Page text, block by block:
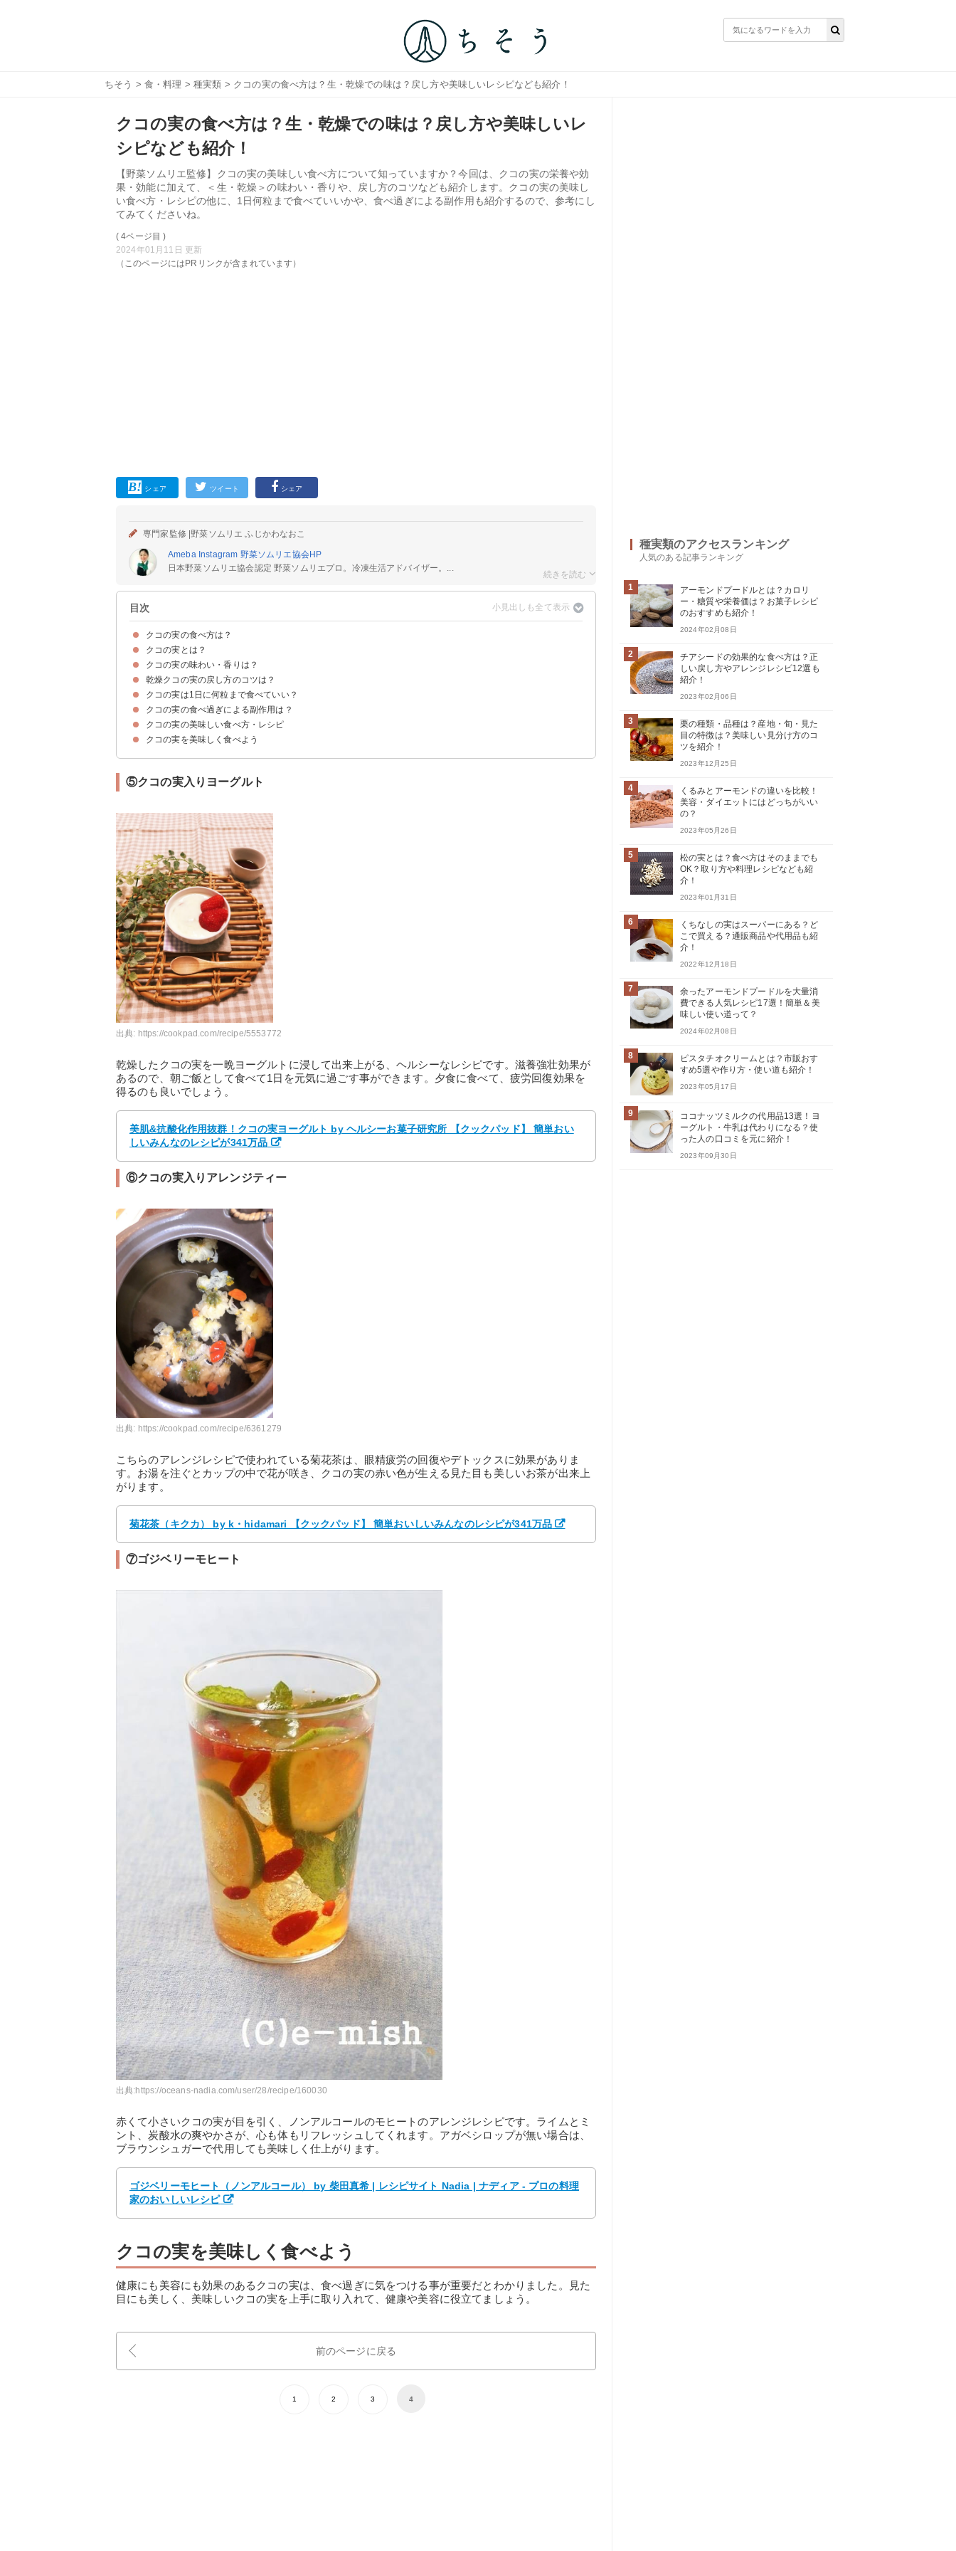
ちそう > 食・料理 >種実類 > クコの実の食べ方は？生・乾燥での味は？戻し方や美味しいレシピなども紹介！
クコの実の食べ方は？生・乾燥での味は？戻し方や美味しいレ
シピなども紹介！
【野菜ソムリエ監修】クコの実の美味しい食べ方について知っていますか？今回は、クコの実の栄養や効
果・効能に加えて、＜生・乾燥＞の味わい・香りや、戻し方のコツなども紹介します。クコの実の美味し
い食べ方・レシピの他に、1日何粒まで食べていいかや、食べ過ぎによる副作用も紹介するので、参考にし
てみてくださいね。
( 4ページ目 )
2024年01月11日 更新
（このページにはPRリンクが含まれています）
シェア ツイート シェア
専門家監修 | 野菜ソムリエ ふじかわなおこ
Ameba Instagram 野菜ソムリエ協会HP
日本野菜ソムリエ協会認定 野菜ソムリエプロ。冷凍生活アドバイザー。...
目次
クコの実の食べ方は？
クコの実とは？
クコの実とはスーパーフードの一種
クコの実の栄養や効果・効能
クコの実の味わい・香りは？
生のクコの実の味わい・香り
乾燥クコの実の味わい・香り
乾燥クコの実の戻し方のコツは？
乾燥クコの実は半分水に浸かる程度で戻す
乾燥クコの実をそのまま食べても美味しい
クコの実は1日に何粒まで食べていい？
クコの実を食べる量は1日15~20粒までにする
クコの実の食べ過ぎによる副作用は？
①妊娠中絶作用がある
②急性中毒症状になる
③慢性中毒症状になる
クコの実の美味しい食べ方・レシピ
①鶏の骨付き肉のサムゲタンスープ
②薬膳パエリア
③クコの実のパウンドケーキ
④甘酒とクコの実の薬膳デザート
⑤クコの実入りヨーグルト
⑥クコの実入りアレンジティー
⑦ゴジベリーモヒート
クコの実を美味しく食べよう
⑤クコの実入りヨーグルト
出典: https://cookpad.com/recipe/5553772
乾燥したクコの実を一晩ヨーグルトに浸して出来上がる、ヘルシーなレシピです。滋養強壮効果が
あるので、朝ご飯として食べて1日を元気に過ごす事ができます。夕食に食べて、疲労回復効果を
得るのも良いでしょう。
美肌&抗酸化作用抜群！クコの実ヨーグルト by ヘルシーお菓子研究所 【クックパッド】 簡単おい
しいみんなのレシピが341万品
⑥クコの実入りアレンジティー
出典: https://cookpad.com/recipe/6361279
こちらのアレンジレシピで使われている菊花茶は、眼精疲労の回復やデトックスに効果がありま
す。お湯を注ぐとカップの中で花が咲き、クコの実の赤い色が生える見た目も美しいお茶が出来上
がります。
菊花茶（キクカ） by k・hidamari 【クックパッド】 簡単おいしいみんなのレシピが341万品
⑦ゴジベリーモヒート
出典:https://oceans-nadia.com/user/28/recipe/160030
赤くて小さいクコの実が目を引く、ノンアルコールのモヒートのアレンジレシピです。ライムとミ
ント、炭酸水の爽やかさが、心も体もリフレッシュしてくれます。アガベシロップが無い場合は、
ブラウンシュガーで代用しても美味しく仕上がります。
ゴジベリーモヒート（ノンアルコール） by 柴田真希 | レシピサイト Nadia | ナディア - プロの料理
家のおいしいレシピ
クコの実を美味しく食べよう
健康にも美容にも効果のあるクコの実は、食べ過ぎに気をつける事が重要だとわかりました。見た
目にも美しく、美味しいクコの実を上手に取り入れて、健康や美容に役立てましょう。
前のページに戻る
1 2 3 4
種実類のアクセスランキング
人気のある記事ランキング
1
アーモンドプードルとは？カロリ
ー・糖質や栄養価は？お菓子レシピ
のおすすめも紹介！
2024年02月08日
2
チアシードの効果的な食べ方は？正
しい戻し方やアレンジレシピ12選も
紹介！
2023年02月06日
3
栗の種類・品種は？産地・旬・見た
目の特徴は？美味しい見分け方のコ
ツを紹介！
2023年12月25日
4
くるみとアーモンドの違いを比較！
美容・ダイエットにはどっちがいい
の？
2023年05月26日
5
松の実とは？食べ方はそのままでも
OK？取り方や料理レシピなども紹
介！
2023年01月31日
6
くちなしの実はスーパーにある？ど
こで買える？通販商品や代用品も紹
介！
2022年12月18日
7
余ったアーモンドプードルを大量消
費できる人気レシピ17選！簡単＆美
味しい使い道って？
2024年02月08日
8
ピスタチオクリームとは？市販おす
すめ5選や作り方・使い道も紹介！
2023年05月17日
9
ココナッツミルクの代用品13選！ヨ
ーグルト・牛乳は代わりになる？使
った人の口コミを元に紹介！
2023年09月30日